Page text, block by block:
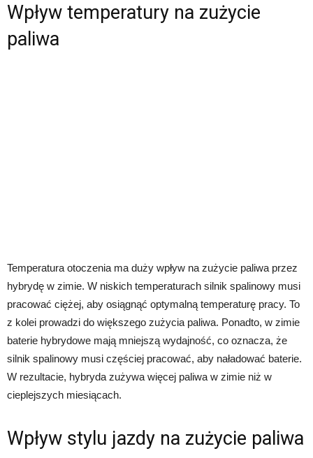
Wpływ temperatury na zużycie
paliwa
Temperatura otoczenia ma duży wpływ na zużycie paliwa przez
hybrydę w zimie. W niskich temperaturach silnik spalinowy musi
pracować ciężej, aby osiągnąć optymalną temperaturę pracy. To
z kolei prowadzi do większego zużycia paliwa. Ponadto, w zimie
baterie hybrydowe mają mniejszą wydajność, co oznacza, że
silnik spalinowy musi częściej pracować, aby naładować baterie.
W rezultacie, hybryda zużywa więcej paliwa w zimie niż w
cieplejszych miesiącach.
Wpływ stylu jazdy na zużycie paliwa